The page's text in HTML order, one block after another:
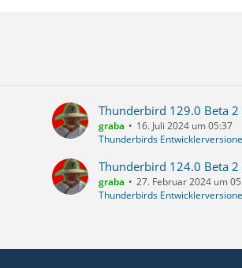
Thunderbird 129.0 Beta
graba
16. Juli 2024 um 05:37
Thunderbirds
Thunderbird 124.0 Beta
graba
27. Februar 2024 um
Thunderbirds